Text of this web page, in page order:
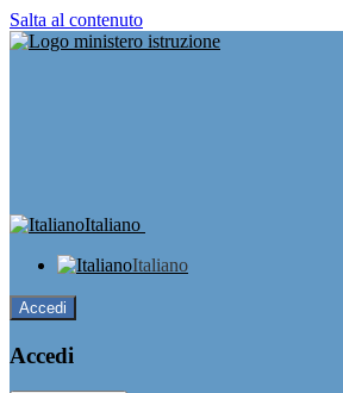
Salta al contenuto
Italiano
Italiano
Accedi
Accedi